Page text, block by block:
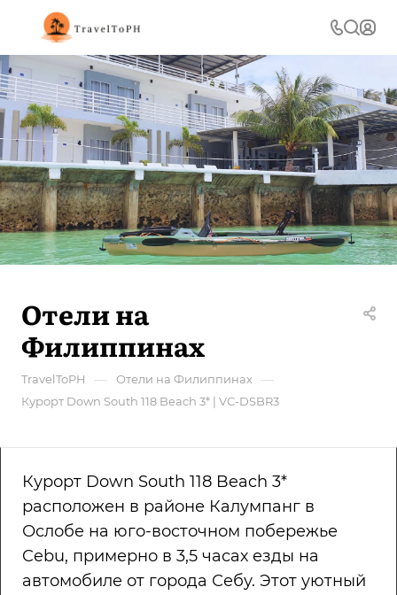
Отели на
Филиппинах
TravelToPH — Отели на Филиппинах —
Курорт Down South 118 Beach 3* | VC-DSBR3
Курорт Down South 118 Beach 3*
расположен в районе Калумпанг в
Ослобе на юго-восточном побережье
Cebu, примерно в 3,5 часах езды на
автомобиле от города Себу. Этот уютный